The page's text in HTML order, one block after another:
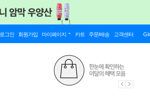
로그인 회원가입 마이페이지 카트 주문/배송 고객센터